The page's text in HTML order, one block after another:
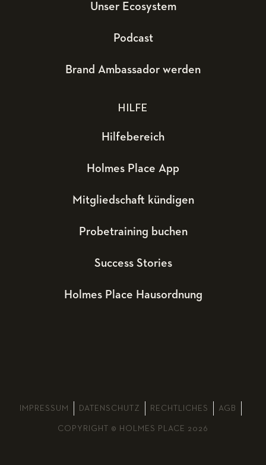
Unser Ecosystem
Podcast
Brand Ambassador werden
HILFE
Hilfebereich
Holmes Place App
Mitgliedschaft kündigen
Probetraining buchen
Success Stories
Holmes Place Hausordnung
IMPRESSUM DATENSCHUTZ RECHTLICHES AGB
COPYRIGHT © HOLMES PLACE 2026